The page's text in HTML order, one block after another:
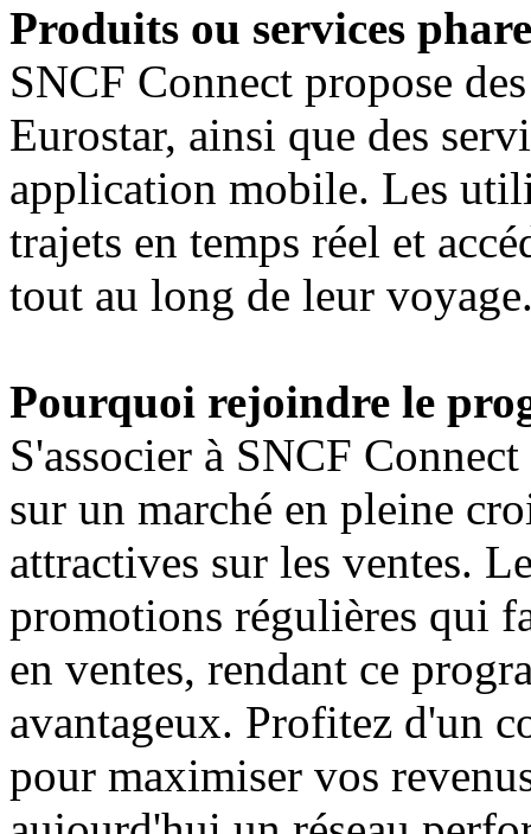
Produits ou services
SNCF Connect propose
Eurostar, ainsi que des
application mobile. Les
trajets en temps réel et
tout au long de leur
Pourquoi rejoindre le
S'associer à SNCF
sur un marché en pleine
attractives sur les ventes.
promotions régulières qui
en ventes, rendant ce
avantageux. Profitez d'un
pour maximiser vos